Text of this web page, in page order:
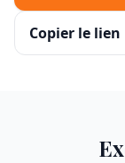
Copier le lien